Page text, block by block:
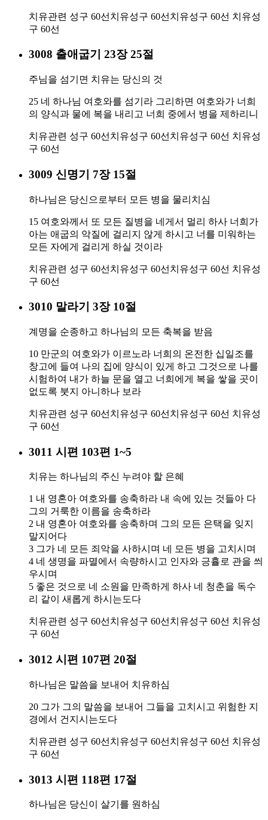
치유관련 성구 60선 치유성구 60선 치유성구 60선 치유성
구 60선
3008 출애굽기 23장 25절
주님을 섬기면 치유는 당신의 것
25 네 하나님 여호와를 섬기라 그리하면 여호와가 너희
의 양식과 물에 복을 내리고 너희 중에서 병을 제하리니
치유관련 성구 60선 치유성구 60선 치유성구 60선 치유성
구 60선
3009 신명기 7장 15절
하나님은 당신으로부터 모든 병을 물리치심
15 여호와께서 또 모든 질병을 네게서 멀리 하사 너희가
아는 애굽의 악질에 걸리지 않게 하시고 너를 미워하는
모든 자에게 걸리게 하실 것이라
치유관련 성구 60선 치유성구 60선 치유성구 60선 치유성
구 60선
3010 말라기 3장 10절
계명을 순종하고 하나님의 모든 축복을 받음
10 만군의 여호와가 이르노라 너희의 온전한 십일조를
창고에 들여 나의 집에 양식이 있게 하고 그것으로 나를
시험하여 내가 하늘 문을 열고 너희에게 복을 쌓을 곳이
없도록 붓지 아니하나 보라
치유관련 성구 60선 치유성구 60선 치유성구 60선 치유성
구 60선
3011 시편 103편 1~5
치유는 하나님의 주신 누려야 할 은혜
1 내 영혼아 여호와를 송축하라 내 속에 있는 것들아 다
그의 거룩한 이름을 송축하라
2 내 영혼아 여호와를 송축하며 그의 모든 은택을 잊지
말지어다
3 그가 네 모든 죄악을 사하시며 네 모든 병을 고치시며
4 네 생명을 파멸에서 속량하시고 인자와 긍휼로 관을 씌
우시며
5 좋은 것으로 네 소원을 만족하게 하사 네 청춘을 독수
리 같이 새롭게 하시는도다
치유관련 성구 60선치유성구 60선치유성구 60선 치유성
구 60선
3012 시편 107편 20절
하나님은 말씀을 보내어 치유하심
20 그가 그의 말씀을 보내어 그들을 고치시고 위험한 지
경에서 건지시는도다
치유관련 성구 60선 치유성구 60선 치유성구 60선 치유성
구 60선
3013 시편 118편 17절
하나님은 당신이 살기를 원하심